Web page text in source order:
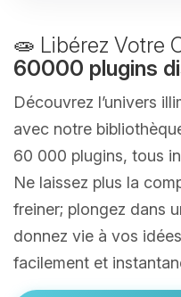
🧫 Libérez Votre
60000 plugins
Découvrez l’univers
avec notre
60 000 plugins, tous
Ne laissez plus la
freiner; plongez dans
donnez vie à vos
facilement et